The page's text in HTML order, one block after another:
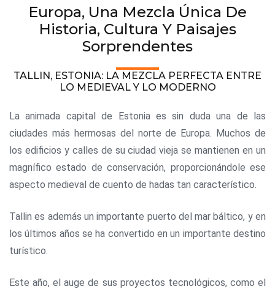
Europa, Una Mezcla Única De
Historia, Cultura Y Paisajes
Sorprendentes
TALLIN, ESTONIA: LA MEZCLA PERFECTA ENTRE
LO MEDIEVAL Y LO MODERNO
La animada capital de Estonia es sin duda una de las
ciudades más hermosas del norte de Europa. Muchos de
los edificios y calles de su ciudad vieja se mantienen en un
magnífico estado de conservación, proporcionándole ese
aspecto medieval de cuento de hadas tan característico.
Tallin es además un importante puerto del mar báltico, y en
los últimos años se ha convertido en un importante destino
turístico.
Este año, el auge de sus proyectos tecnológicos, como el